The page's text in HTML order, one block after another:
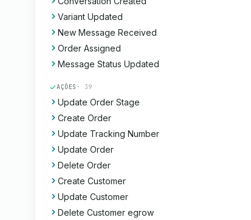
Variant Updated
New Message Received
Order Assigned
Message Status Updated
AÇÕES · 39
Update Order Stage
Create Order
Update Tracking Number
Update Order
Delete Order
Create Customer
Update Customer
Delete Customer egrow